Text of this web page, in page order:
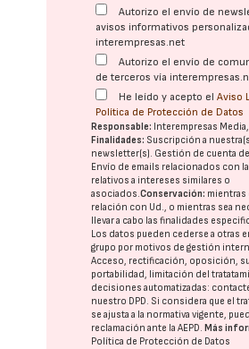
Autorizo el envío de
avisos informativos
interempresas.net
Autorizo el envío de
de terceros vía
He leído y acepto elAviso
Política de Protección de Datos
Responsable: Interempresas Media,
Finalidades: Suscripción a
newsletter(s). Gestión de cuenta
Envío de emails relacionados con
relativos a intereses similares o
asociados.Conservación: mientras
relación con Ud., o mientras sea
llevar a cabo las finalidades
Los datos pueden cederse a otras
grupo por motivos de gestión
Acceso, rectificación, oposición,
portabilidad, limitación del
decisiones automatizadas:
nuestro DPD. Si considera que el
se ajusta a la normativa vigente,
reclamación ante laAEPD. Más
Política de Protección de Datos